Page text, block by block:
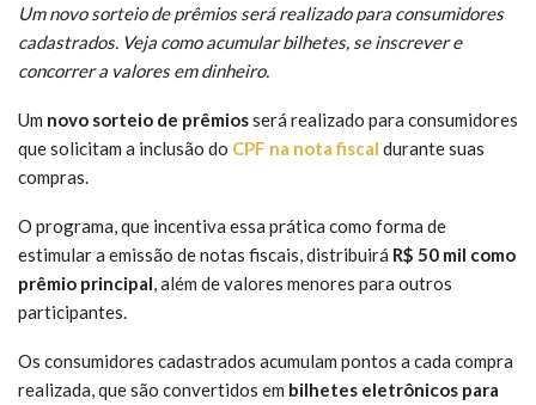
Um novo sorteio de prêmios será realizado para consumidores
cadastrados. Veja como acumular bilhetes, se inscrever e
concorrer a valores em dinheiro.
Um novo sorteio de prêmiosserá realizado para consumidores
que solicitam a inclusão do CPF na nota fiscal durante suas
compras.
O programa, que incentiva essa prática como forma de
estimular a emissão de notas fiscais, distribuirá R$ 50 mil como
prêmio principal, além de valores menores para outros
participantes.
Os consumidores cadastrados acumulam pontos a cada compra
realizada, que são convertidos em bilhetes eletrônicos para